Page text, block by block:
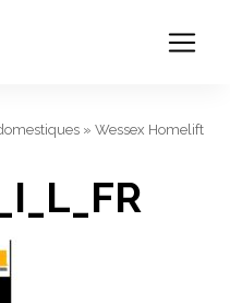
» Wessex Homelift